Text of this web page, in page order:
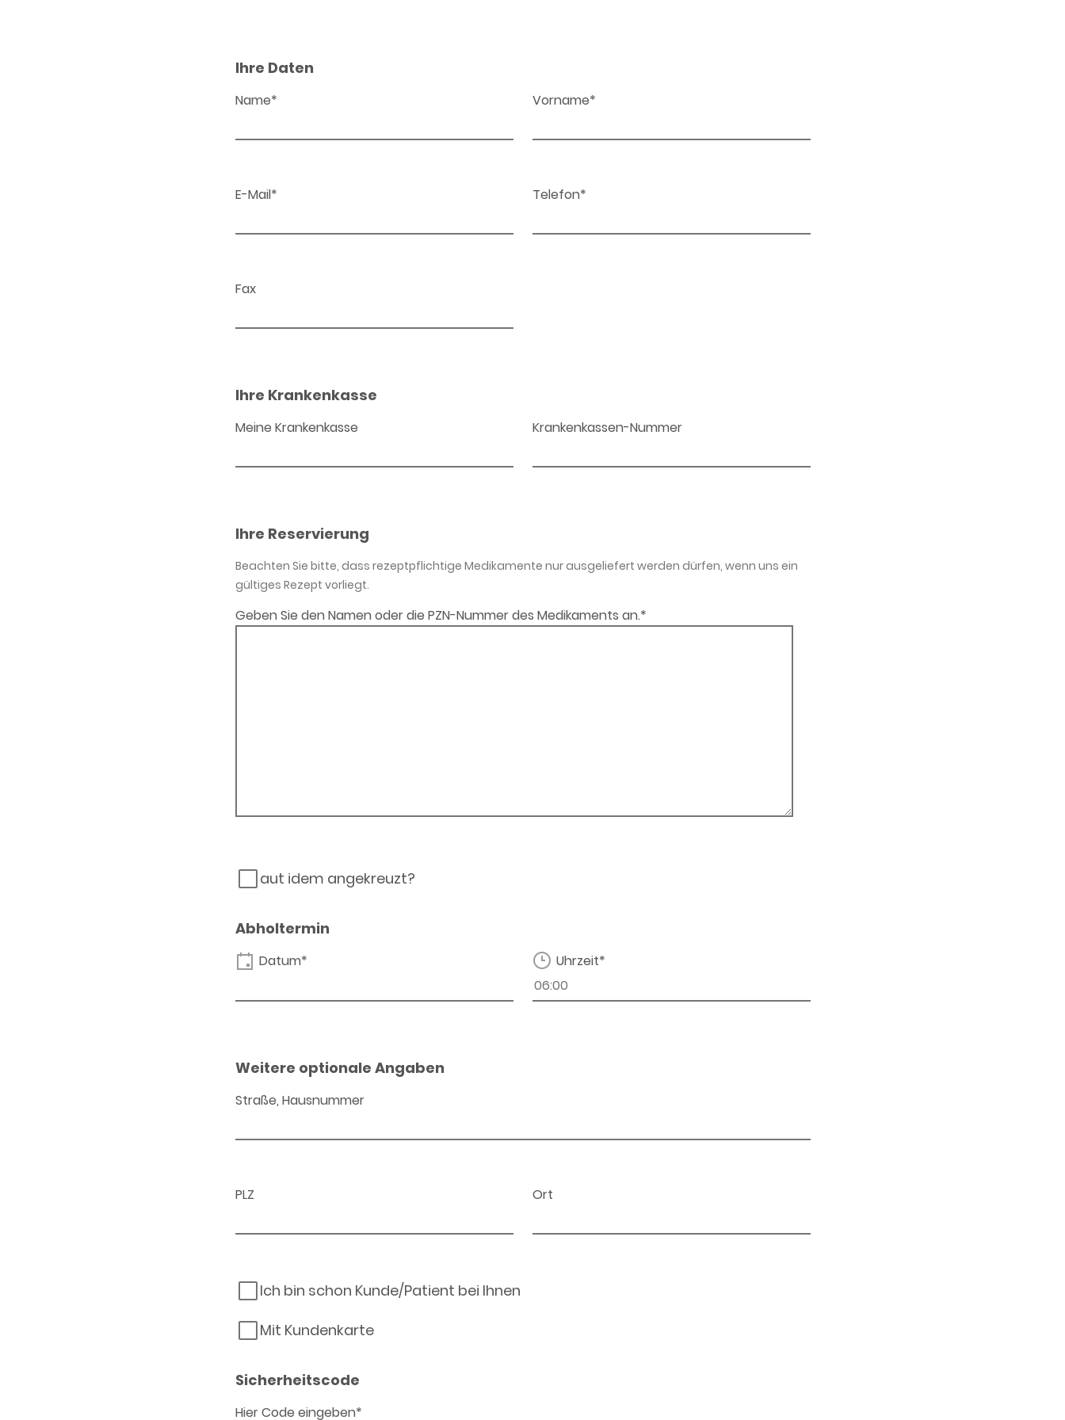
Ihre Daten
Name* Vorname*
E-Mail* Telefon*
Fax
Ihre Krankenkasse
Meine Krankenkasse Krankenkassen-Nummer
Ihre Reservierung
Beachten Sie bitte, dass rezeptpflichtige Medikamente nur ausgeliefert werden dürfen, wenn uns ein
gültiges Rezept vorliegt.
Geben Sie den Namen oder die PZN-Nummer des Medikaments an.*
aut idem angekreuzt?
Abholtermin
Datum* Uhrzeit*
Weitere optionale Angaben
Straße, Hausnummer
PLZ Ort
Ich bin schon Kunde/Patient bei Ihnen
Mit Kundenkarte
Sicherheitscode
Hier Code eingeben*